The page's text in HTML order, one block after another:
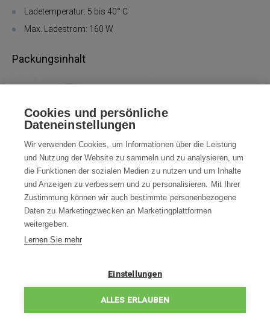
Ladetemperatur: 5 bis 40° C
Max. Ladestrom: 160 W
Packungsinhalt
DJI Phantom 4 Pro
1xBatterie Li-Pol
Cookies und persönliche
Dateneinstellungen
Wir verwenden Cookies, um Informationen über die Leistung
und Nutzung der Website zu sammeln und zu analysieren, um
die Funktionen der sozialen Medien zu nutzen und um Inhalte
und Anzeigen zu verbessern und zu personalisieren. Mit Ihrer
Zustimmung können wir auch bestimmte personenbezogene
Daten zu Marketingzwecken an Marketingplattformen
weitergeben.
Lernen Sie mehr
Einstellungen
ALLES ERLAUBEN